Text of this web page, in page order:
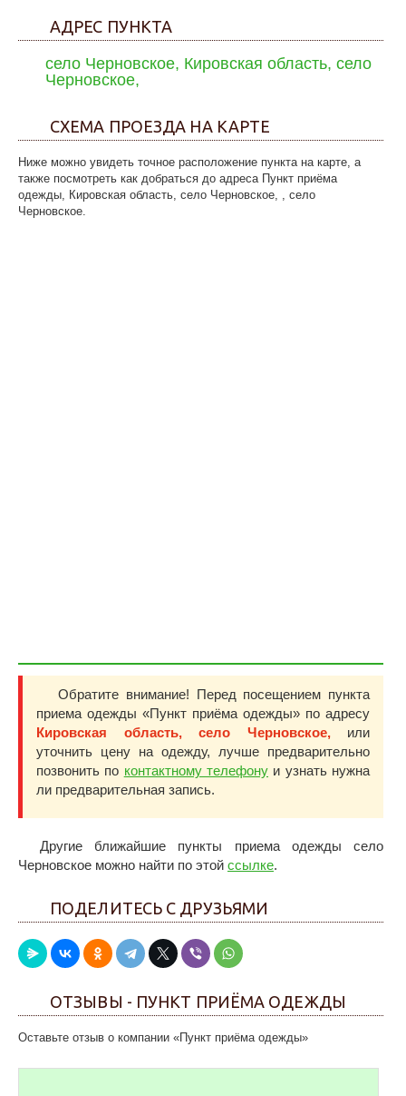
АДРЕС ПУНКТА
село Черновское, Кировская область, село
Черновское,
СХЕМА ПРОЕЗДА НА КАРТЕ
Ниже можно увидеть точное расположение пункта на карте, а
также посмотреть как добраться до адреса Пункт приёма
одежды, Кировская область, село Черновское, , село
Черновское.
Обратите внимание! Перед посещением пункта
приема одежды «Пункт приёма одежды» по адресу
Кировская область, село Черновское, или
уточнить цену на одежду, лучше предварительно
позвонить по контактному телефону и узнать нужна
ли предварительная запись.
Другие ближайшие пункты приема одежды село
Черновское можно найти по этой ссылке.
ПОДЕЛИТЕСЬ С ДРУЗЬЯМИ
ОТЗЫВЫ - ПУНКТ ПРИЁМА ОДЕЖДЫ
Оставьте отзыв о компании «Пункт приёма одежды»